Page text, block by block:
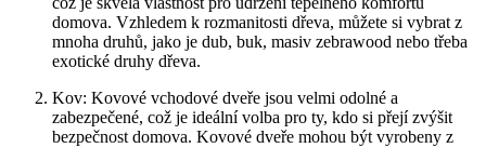
domova. Vzhledem k rozmanitosti dřeva, můžete si vybrat z
mnoha druhů, jako je dub, buk, masiv zebrawood nebo třeba
exotické druhy dřeva.
Kov: Kovové vchodové dveře jsou velmi odolné a
zabezpečené, což je ideální volba pro ty, kdo si přejí zvýšit
bezpečnost domova. Kovové dveře mohou být vyrobeny z